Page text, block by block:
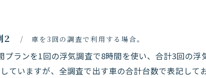
2 車を3回の調査で利用する場合。
プランを1回の浮気調査で8時間を使い、合計3回の浮
ていますが、全調査で出す車の合計台数で表記してお